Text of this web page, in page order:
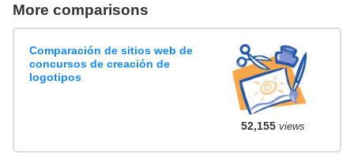
More comparisons
Comparación de sitios web de
concursos de creación de
logotipos
52,155views